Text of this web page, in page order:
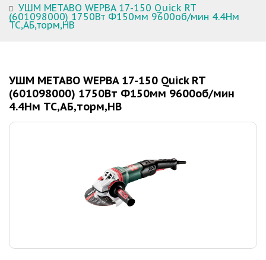
УШМ METABO WEPBA 17-150 Quick RT
(601098000) 1750Вт Ф150мм 9600об/мин 4.4Нм
ТС,АБ,торм,НВ
УШМ METABO WEPBA 17-150 Quick RT
(601098000) 1750Вт Ф150мм 9600об/мин
4.4Нм ТС,АБ,торм,НВ